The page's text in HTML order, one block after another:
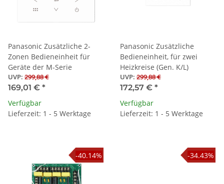
Panasonic Zusätzliche 2-
Zonen Bedieneinheit für
Geräte der M-Serie
UVP: 299,88 €
169,01 € *
Verfügbar
Lieferzeit: 1 - 5 Werktage
Panasonic Zusätzliche
Bedieneinheit, für zwei
Heizkreise (Gen. K/L)
UVP: 299,88 €
172,57 € *
Verfügbar
Lieferzeit: 1 - 5 Werktage
-40.14% -34.43%